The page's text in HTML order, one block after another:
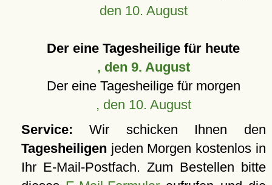
den 10. August
Der eine Tagesheilige für heute
, den 9. August
Der eine Tagesheilige für morgen
, den 10. August
Service: Wir schicken Ihnen den
Tagesheiligen jeden Morgen kostenlos in
Ihr E-Mail-Postfach. Zum Bestellen bitte